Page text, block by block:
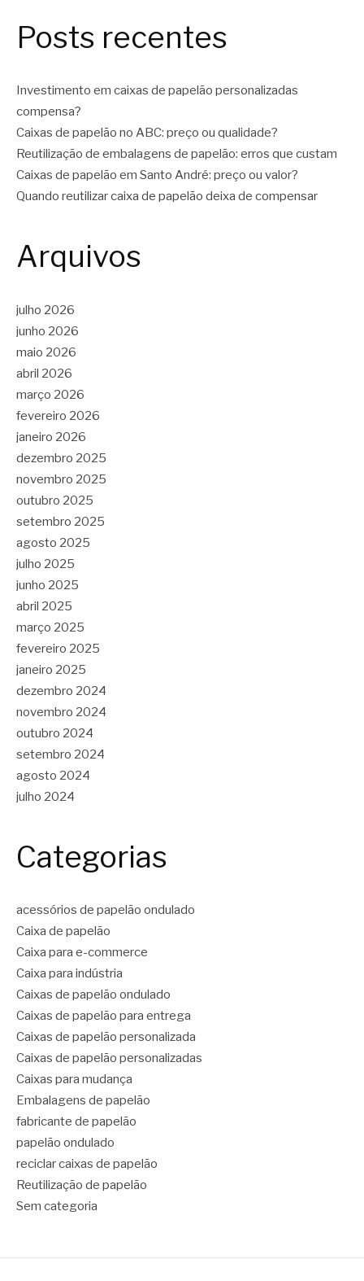
Posts recentes
Investimento em caixas de papelão personalizadas
compensa?
Caixas de papelão no ABC: preço ou qualidade?
Reutilização de embalagens de papelão: erros que custam
Caixas de papelão em Santo André: preço ou valor?
Quando reutilizar caixa de papelão deixa de compensar
Arquivos
julho 2026
junho 2026
maio 2026
abril 2026
março 2026
fevereiro 2026
janeiro 2026
dezembro 2025
novembro 2025
outubro 2025
setembro 2025
agosto 2025
julho 2025
junho 2025
abril 2025
março 2025
fevereiro 2025
janeiro 2025
dezembro 2024
novembro 2024
outubro 2024
setembro 2024
agosto 2024
julho 2024
Categorias
acessórios de papelão ondulado
Caixa de papelão
Caixa para e-commerce
Caixa para indústria
Caixas de papelão ondulado
Caixas de papelão para entrega
Caixas de papelão personalizada
Caixas de papelão personalizadas
Caixas para mudança
Embalagens de papelão
fabricante de papelão
papelão ondulado
reciclar caixas de papelão
Reutilização de papelão
Sem categoria